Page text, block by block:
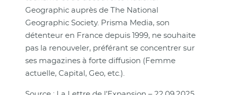
Geographic auprès de The National
Geographic Society. Prisma Media, son
détenteur en France depuis 1999, ne souhaite
pas la renouveler, préférant se concentrer sur
ses magazines à forte diffusion (Femme
actuelle, Capital, Geo, etc.).